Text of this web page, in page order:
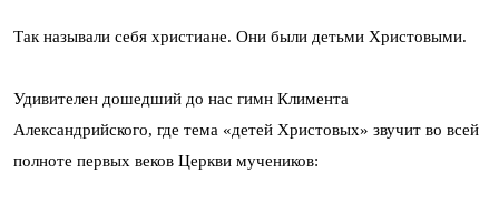
Так называли себя христиане. Они были детьми Христовыми.
Удивителен дошедший до нас гимн Климента
Александрийского, где тема «детей Христовых» звучит во всей
полноте первых веков Церкви мучеников: